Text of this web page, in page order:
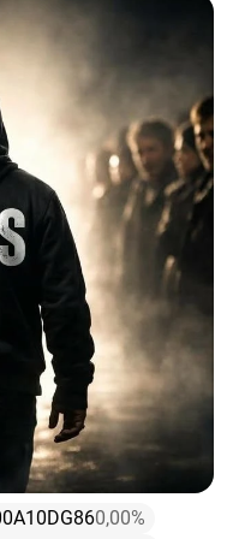
: 2,6 млрд руб. (-12,9%
: 12,4 млрд руб. (-8,2%
годом ранее)
группе ВВВ
Доходность
с сопоставимой
02$RU000A10D1J9
премия
доходности в
порядка 40 б.п.
001Р-02.
для
контейнерных и
001P-04:
2026
0,00%